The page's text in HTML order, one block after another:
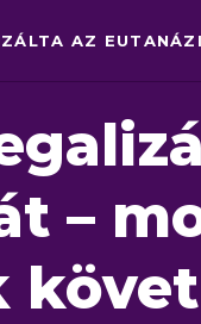
–